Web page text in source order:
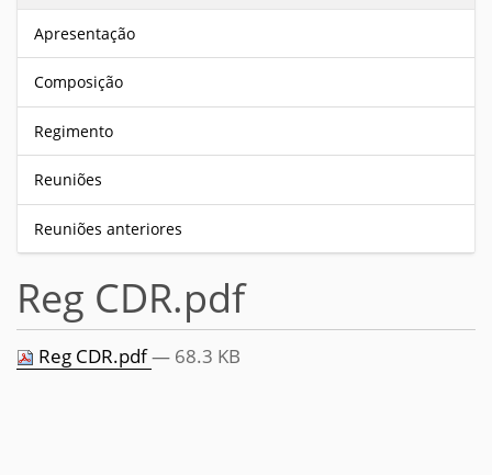
Apresentação
Composição
Regimento
Reuniões
Reuniões anteriores
Reg CDR.pdf
Reg CDR.pdf— 68.3 KB